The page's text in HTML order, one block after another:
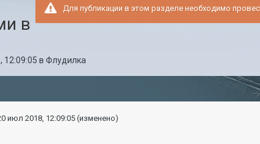
Для публикации в этом разделе необходимо
в
12:09:05 вФлудилка
июл 2018, 12:09:05 (изменено)